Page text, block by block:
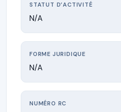
STATUT D’ACTIVITÉ
N/A
FORME JURIDIQUE
N/A
NUMÉRO RC